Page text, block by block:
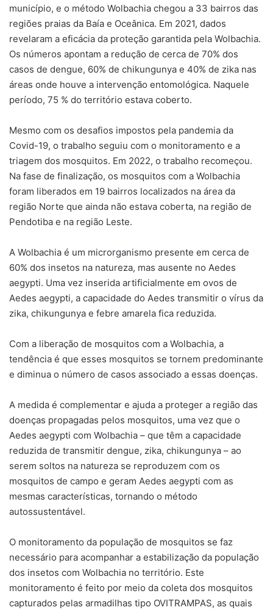
município, e o método Wolbachia chegou a 33 bairros das
regiões praias da Baía e Oceânica. Em 2021, dados
revelaram a eficácia da proteção garantida pela Wolbachia.
Os números apontam a redução de cerca de 70% dos
casos de dengue, 60% de chikungunya e 40% de zika nas
áreas onde houve a intervenção entomológica. Naquele
período, 75 % do território estava coberto.
Mesmo com os desafios impostos pela pandemia da
Covid-19, o trabalho seguiu com o monitoramento e a
triagem dos mosquitos. Em 2022, o trabalho recomeçou.
Na fase de finalização, os mosquitos com a Wolbachia
foram liberados em 19 bairros localizados na área da
região Norte que ainda não estava coberta, na região de
Pendotiba e na região Leste.
A Wolbachia é um microrganismo presente em cerca de
60% dos insetos na natureza, mas ausente no Aedes
aegypti. Uma vez inserida artificialmente em ovos de
Aedes aegypti, a capacidade do Aedes transmitir o vírus da
zika, chikungunya e febre amarela fica reduzida.
Com a liberação de mosquitos com a Wolbachia, a
tendência é que esses mosquitos se tornem predominante
e diminua o número de casos associado a essas doenças.
A medida é complementar e ajuda a proteger a região das
doenças propagadas pelos mosquitos, uma vez que o
Aedes aegypti com Wolbachia – que têm a capacidade
reduzida de transmitir dengue, zika, chikungunya – ao
serem soltos na natureza se reproduzem com os
mosquitos de campo e geram Aedes aegypti com as
mesmas características, tornando o método
autossustentável.
O monitoramento da população de mosquitos se faz
necessário para acompanhar a estabilização da população
dos insetos com Wolbachia no território. Este
monitoramento é feito por meio da coleta dos mosquitos
capturados pelas armadilhas tipo OVITRAMPAS, as quais